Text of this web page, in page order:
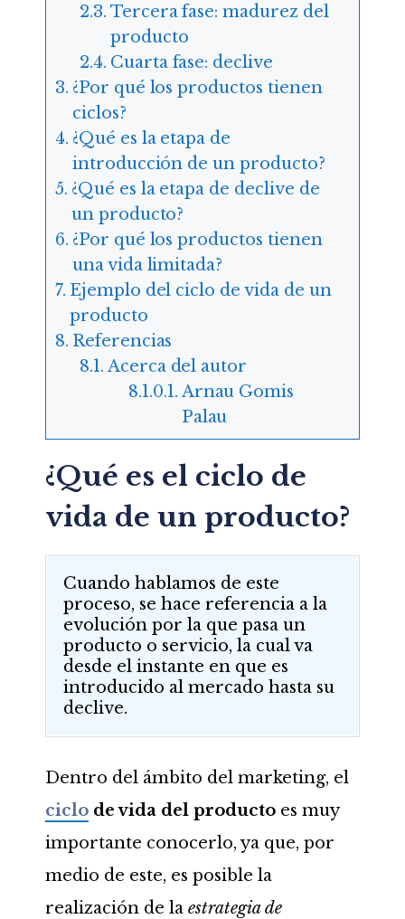
Tercera fase: madurez del
producto
Cuarta fase: declive
¿Por qué los productos tienen
ciclos?
¿Qué es la etapa de
introducción de un producto?
¿Qué es la etapa de declive de
un producto?
¿Por qué los productos tienen
una vida limitada?
Ejemplo del ciclo de vida de un
producto
Referencias
Acerca del autor
Arnau Gomis
Palau
¿Qué es el ciclo de
vida de un producto?
Cuando hablamos de este
proceso, se hace referencia a la
evolución por la que pasa un
producto o servicio, la cual va
desde el instante en que es
introducido al mercado hasta su
declive.
Dentro del ámbito del marketing, el
ciclode vida del productoes muy
importante conocerlo, ya que, por
medio de este, es posible la
realización de la estrategia de